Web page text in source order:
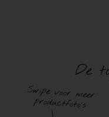
De